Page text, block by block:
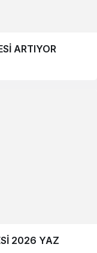
ARTIYOR
2026 YAZ